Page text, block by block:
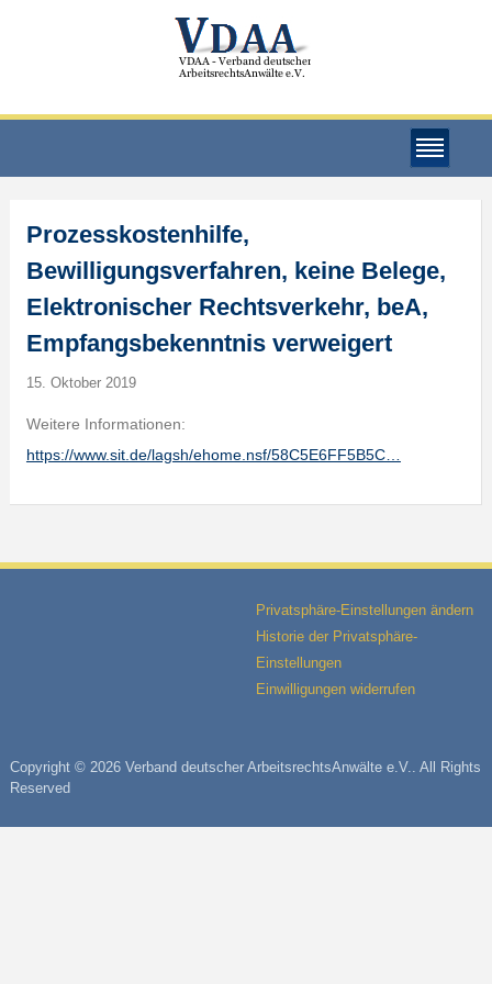
Prozesskostenhilfe,
Bewilligungsverfahren, keine Belege,
Elektronischer Rechtsverkehr, beA,
Empfangsbekenntnis verweigert
15. Oktober 2019
Weitere Informationen:
https://www.sit.de/lagsh/ehome.nsf/58C5E6FF5B5C…
Privatsphäre-Einstellungen ändern
Historie der Privatsphäre-
Einstellungen
Einwilligungen widerrufen
Copyright © 2026 Verband deutscher ArbeitsrechtsAnwälte e.V.. All Rights
Reserved